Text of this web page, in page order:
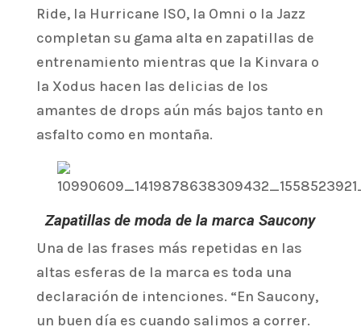
Ride, la Hurricane ISO, la Omni o la Jazz
completan su gama alta en zapatillas de
entrenamiento mientras que la Kinvara o
la Xodus hacen las delicias de los
amantes de drops aún más bajos tanto en
asfalto como en montaña.
Zapatillas de moda de la marca Saucony
Una de las frases más repetidas en las
altas esferas de la marca es toda una
declaración de intenciones. “En Saucony,
un buen día es cuando salimos a correr.